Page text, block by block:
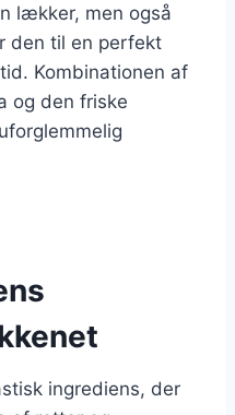
lækker, men også
den til en perfekt
Kombinationen af
og den friske
ingrediens, der